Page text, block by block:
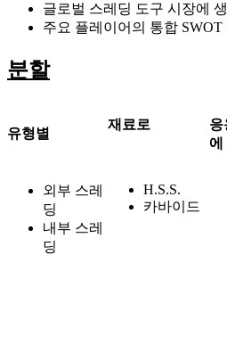
글로벌 스레딩 도구 시장에
주요 플레이어의 통합 SWOT
분할
유형별
재료로
응
에
외부 스레
딩
내부 스레
딩
H.S.S.
카바이드